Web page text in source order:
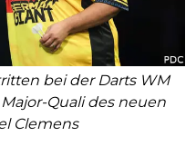
bei der Darts WM
Quali des neuen
Clemens